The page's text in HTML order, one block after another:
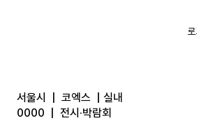
서울시 코엑스
실내
0000
전시·박람회